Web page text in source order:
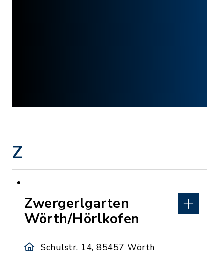
Z
Zwergerlgarten
Wörth/Hörlkofen
Schulstr. 14, 85457 Wörth